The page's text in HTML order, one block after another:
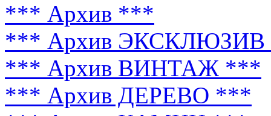
*** Архив ***
*** Архив
*** Архив ВИНТАЖ ***
*** Архив ДЕРЕВО ***